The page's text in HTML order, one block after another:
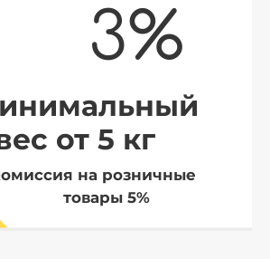
3%
от 5 кг
на розничные
товары 5%